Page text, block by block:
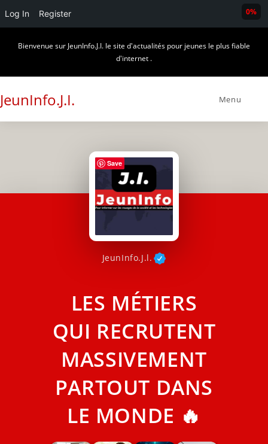
Log In Register
Bienvenue sur JeunInfo.J.I. le site d'actualités pour jeunes le plus fiable
d'internet .
JeunInfo.J.I. Menu
JeunInfo.J.l.
LES MÉTIERS
QUI RECRUTENT
MASSIVEMENT
PARTOUT DANS
LE MONDE 🔥
0%
Save